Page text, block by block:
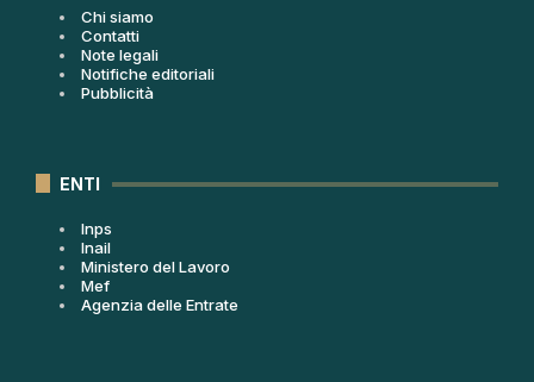
Chi siamo
Contatti
Note legali
Notifiche editoriali
Pubblicità
ENTI
Inps
Inail
Ministero del Lavoro
Mef
Agenzia delle Entrate